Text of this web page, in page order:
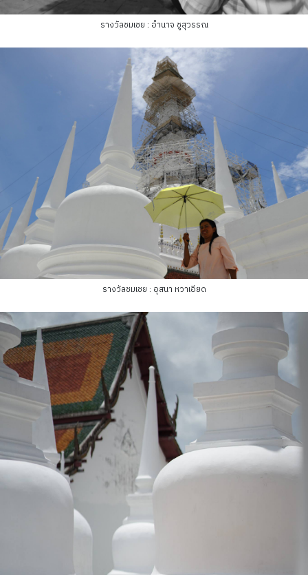
รางวัลชมเชย : อำนาจ ชูสุวรรณ
รางวัลชมเชย : อุสนา หวาเอียด